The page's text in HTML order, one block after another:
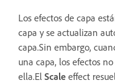
Los efectos de capa
capa y se actualizan
capa.Sin embargo,
una capa, los efectos
ella.El Scale effect